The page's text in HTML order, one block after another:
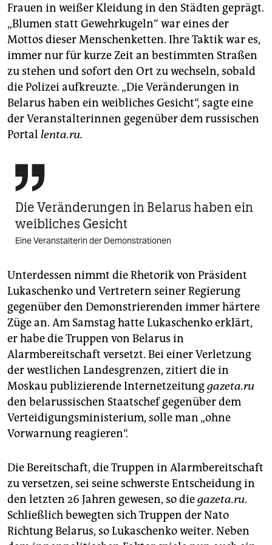
Frauen in weißer Kleidung in den Städten geprägt.
„Blumen statt Gewehrkugeln“ war eines der
Mottos dieser Menschenketten. Ihre Taktik war es,
immer nur für kurze Zeit an bestimmten Straßen
zu stehen und sofort den Ort zu wechseln, sobald
die Polizei aufkreuzte. „Die Veränderungen in
Belarus haben ein weibliches Gesicht“, sagte eine
der Veranstalterinnen gegenüber dem russischen
Portal lenta.ru.

Die Veränderungen in Belarus haben ein
weibliches Gesicht
Eine Veranstalterin der Demonstrationen
Unterdessen nimmt die Rhetorik von Präsident
Lukaschenko und Vertretern seiner Regierung
gegenüber den Demonstrierenden immer härtere
Züge an. Am Samstag hatte Lukaschenko erklärt,
er habe die Truppen von Belarus in
Alarmbereitschaft versetzt. Bei einer Verletzung
der westlichen Landesgrenzen, zitiert die in
Moskau publizierende Internetzeitunggazeta.ru
den belarussischen Staatschef gegenüber dem
Verteidigungsministerium, solle man „ohne
Vorwarnung reagieren“.
Die Bereitschaft, die Truppen in Alarmbereitschaft
zu versetzen, sei seine schwerste Entscheidung in
den letzten 26 Jahren gewesen, so diegazeta.ru.
Schließlich bewegten sich Truppen der Nato
Richtung Belarus, so Lukaschenko weiter. Neben